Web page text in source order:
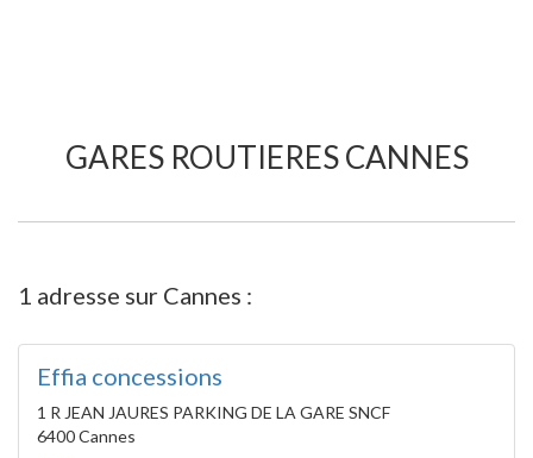
GARES ROUTIERES CANNES
1 adresse sur Cannes :
Effia concessions
1 R JEAN JAURES PARKING DE LA GARE SNCF
6400 Cannes